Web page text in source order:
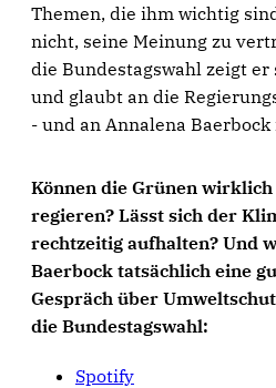
Themen, die ihm wichtig
nicht, seine Meinung zu
die Bundestagswahl zeigt
und glaubt an die
- und an Annalena
Können die Grünen
regieren? Lässt sich der
rechtzeitig aufhalten? Und
Baerbock tatsächlich eine
Gespräch über
die Bundestagswahl:
Spotify